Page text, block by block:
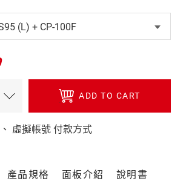
ADD TO CART
虛擬帳號 付款方式
產品規格 面板介紹 說明書